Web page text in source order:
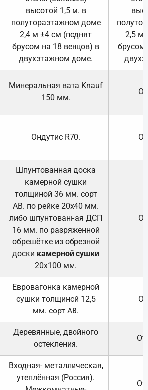
высотой 1,5 м. в
полутораэтажном доме
2,4 м ±4 см (поднят
брусом на 18 венцов) в
двухэтажном доме.
2,5 м
брусом
Минеральная вата Knauf
150 мм.
Ондутис R70.
Шпунтованная доска
камерной сушки
толщиной 36 мм. сорт
АВ. по рейке 20х40 мм.
либо шпунтованная ДСП
16 мм. по разряженной
обрешётке из обрезной
доски камерной сушки
20х100 мм.
Евровагонка камерной
сушки толщиной 12,5
мм. сорт АВ.
Деревянные, двойного
остекления.
Входная- металлическая,
утеплённая (Россия).